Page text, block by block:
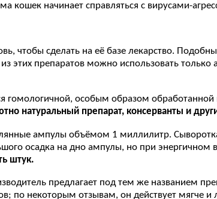
кошек начинает справляться с вирусами-
чтобы сделать на её базе лекарство.
этих препаратов можно использовать
гомологичной, особым образом
натуральный препарат, консерванты и
ампулы объёмом 1 миллилитр.
осадка на дно ампулы, но при энергичном
штук.
предлагает под тем же названием
по некоторым отзывам, он действует